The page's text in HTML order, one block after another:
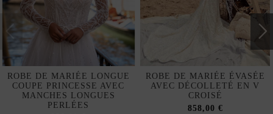
ROBE DE MARIÉE LONGUE
COUPE PRINCESSE AVEC
MANCHES LONGUES
PERLÉES
ROBE DE MARIÉE ÉVASÉE
AVEC DÉCOLLETÉ EN V
CROISÉ
858,00 €